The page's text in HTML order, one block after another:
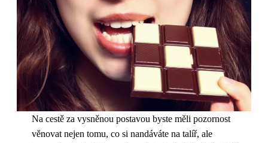
Na cestě za vysněnou postavou byste měli pozornost
věnovat nejen tomu, co si nandáváte na talíř, ale